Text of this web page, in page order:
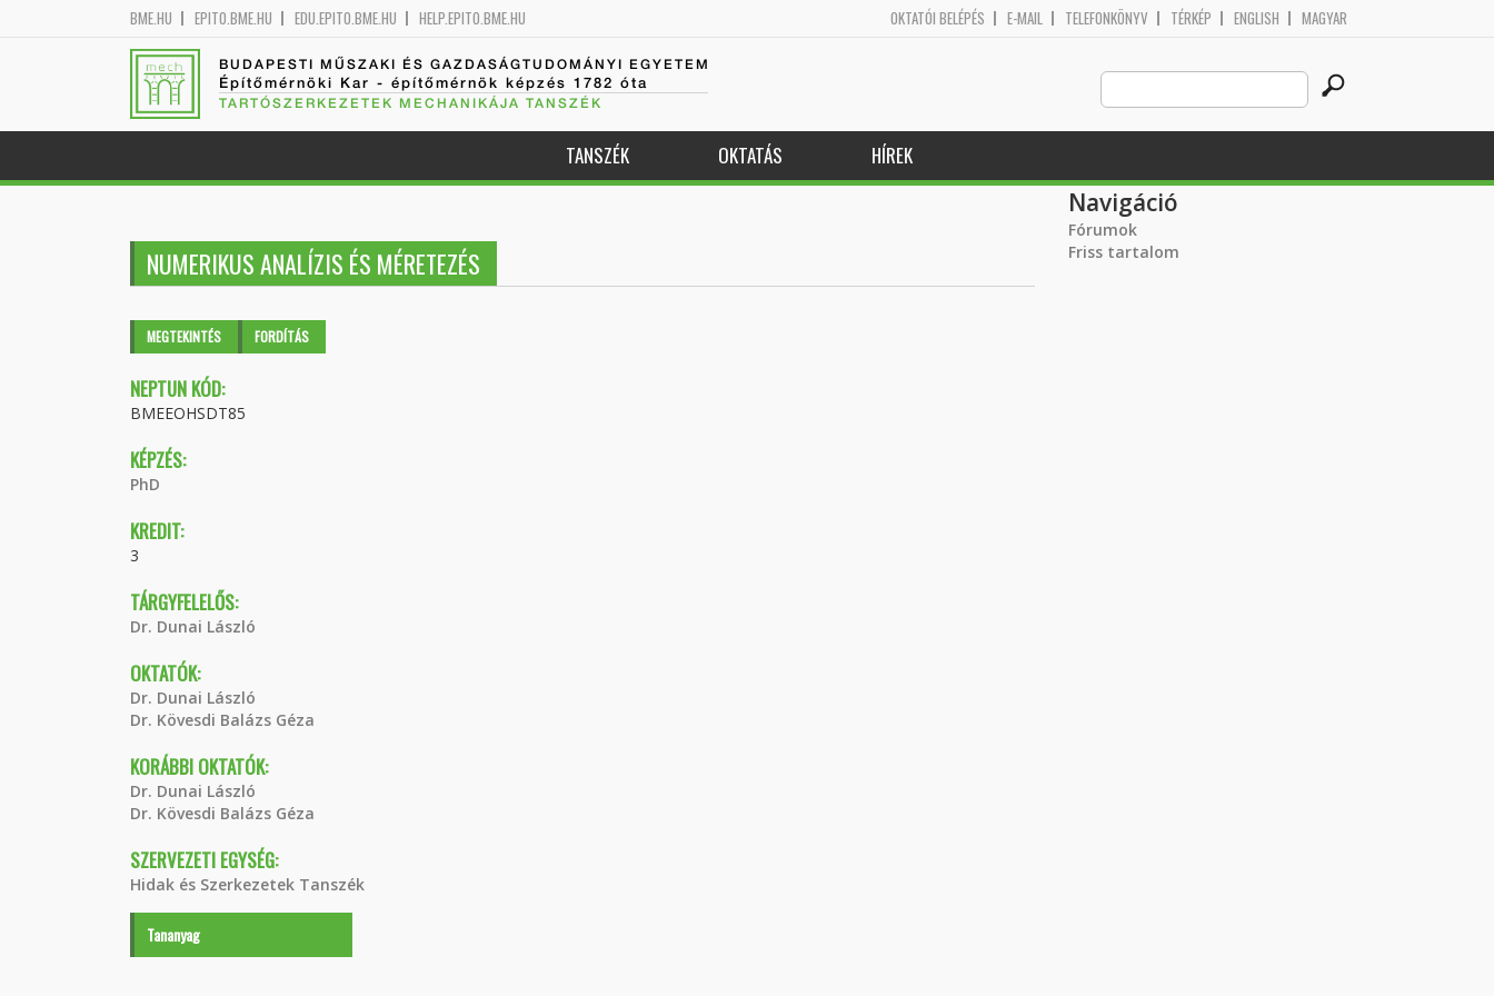
BME.HU EPITO.BME.HU EDU.EPITO.BME.HU HELP.EPITO.BME.HU OKTATÓI BELÉPÉS E-MAIL TELEFONKÖNYV TÉRKÉP ENGLISH MAGYAR
BUDAPESTI MŰSZAKI ÉS GAZDASÁGTUDOMÁNYI EGYETEM
Építőmérnöki Kar - építőmérnök képzés 1782 óta
TARTÓSZERKEZETEK MECHANIKÁJA TANSZÉK
Search
this
site
TANSZÉK OKTATÁS HÍREK
NUMERIKUS ANALÍZIS ÉS MÉRETEZÉS
Elsődleges fülek
MEGTEKINTÉS (AKTÍVFORDÍTÁS
NEPTUN KÓD:
BMEEOHSDT85
KÉPZÉS:
PhD
KREDIT:
3
TÁRGYFELELŐS:
Dr. Dunai László
OKTATÓK:
Dr. Dunai László
Dr. Kövesdi Balázs Géza
KORÁBBI OKTATÓK:
Dr. Dunai László
Dr. Kövesdi Balázs Géza
SZERVEZETI EGYSÉG:
Hidak és Szerkezetek Tanszék
Tananyag
Navigáció
Fórumok
Friss tartalom